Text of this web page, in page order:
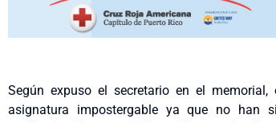
Según expuso el secretario en el
asignatura impostergable ya que no han